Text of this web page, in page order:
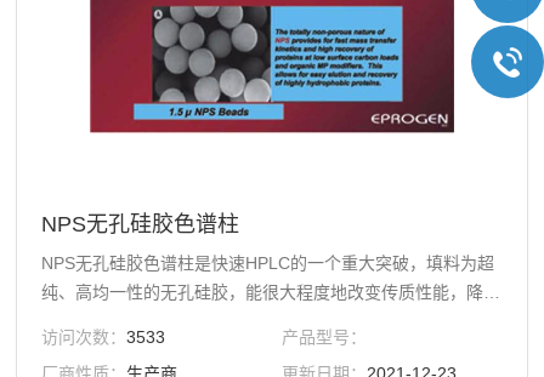
NPS无孔硅胶色谱柱
NPS无孔硅胶色谱柱是快速HPLC的一个重大突破，填料为超
纯、高均一性的无孔硅胶，能很大程度地改变传质性能，降低
访问次数：3533
产品型号：